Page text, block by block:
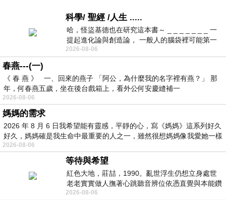
科學/ 聖經 /人生 .....
哈，怪盜基德也在研究這本書～ _ _ _ _ _ _ _ 一
提起進化論與創造論， 一般人的腦袋裡可能第一
時間就有「 進化論很科
2026-08-06
春燕---(一)
《 春 燕 》 一、回來的燕子 「阿公，為什麼我的名字裡有燕？」 那
年，何春燕五歲，坐在後台戲箱上，看外公何安慶縫補一
2026-08-06
媽媽的需求
2026 年 8 月 6 日我希望能有靈感，平靜的心，寫《媽媽》這系列好久
好久，媽媽確是我生命中最重要的人之一，雖然很想媽媽像我愛她一樣
2026-08-06
等待與希望
紅色大地，莊喆，1990。亂世浮生仍想立身處世
老老實實做人撫著心跳聽音辨位依憑直覺與本能鑽
向裂隙的亮處探索另一個心聲另一個共鳴的
2026-08-06